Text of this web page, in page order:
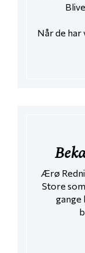
Når de har
Ærø
Store
gange